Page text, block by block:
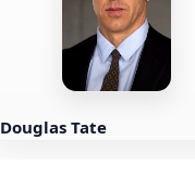
Douglas Tate